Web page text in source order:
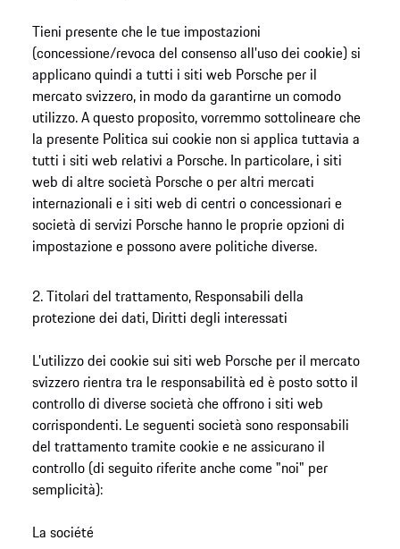
Tieni presente che le tue impostazioni
(concessione/revoca del consenso all'uso dei cookie) si
applicano quindi a tutti i siti web Porsche per il
mercato svizzero, in modo da garantirne un comodo
utilizzo. A questo proposito, vorremmo sottolineare che
la presente Politica sui cookie non si applica tuttavia a
tutti i siti web relativi a Porsche. In particolare, i siti
web di altre società Porsche o per altri mercati
internazionali e i siti web di centri o concessionari e
società di servizi Porsche hanno le proprie opzioni di
impostazione e possono avere politiche diverse.
2. Titolari del trattamento, Responsabili della
protezione dei dati, Diritti degli interessati
L'utilizzo dei cookie sui siti web Porsche per il mercato
svizzero rientra tra le responsabilità ed è posto sotto il
controllo di diverse società che offrono i siti web
corrispondenti. Le seguenti società sono responsabili
del trattamento tramite cookie e ne assicurano il
controllo (di seguito riferite anche come "noi" per
semplicità):
La société